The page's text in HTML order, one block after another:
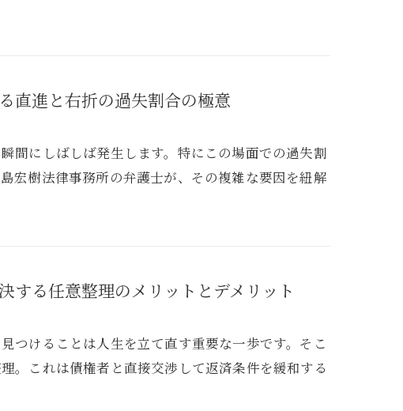
直進と右折の過失割合の極意
間にしばしば発生します。特にこの場面での過失割
宏樹法律事務所の弁護士が、その複雑な要因を紐解
する任意整理のメリットとデメリット
つけることは人生を立て直す重要な一歩です。そこ
。これは債権者と直接交渉して返済条件を緩和する